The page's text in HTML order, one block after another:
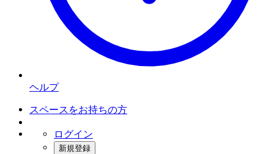
ヘルプ
スペースをお持ちの方
ログイン
新規登録